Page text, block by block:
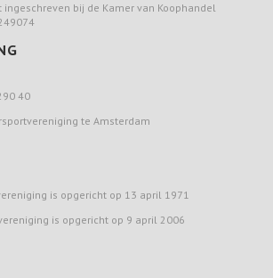
ingeschreven bij de Kamer van Koophandel
40
te Amsterdam
is opgericht op 13 april 1971
is opgericht op 9 april 2006